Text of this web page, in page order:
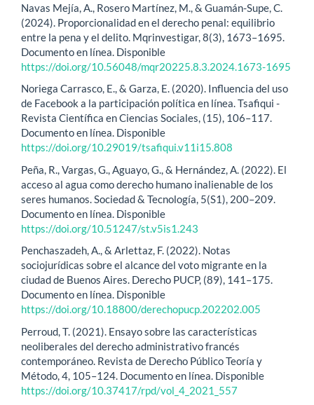
Navas Mejía, A., Rosero Martínez, M., & Guamán-Supe, C.
(2024). Proporcionalidad en el derecho penal: equilibrio
entre la pena y el delito. Mqrinvestigar, 8(3), 1673–1695.
Documento en línea. Disponible
https://doi.org/10.56048/mqr20225.8.3.2024.1673-1695
Noriega Carrasco, E., & Garza, E. (2020). Influencia del uso
de Facebook a la participación política en línea. Tsafiqui -
Revista Científica en Ciencias Sociales, (15), 106–117.
Documento en línea. Disponible
https://doi.org/10.29019/tsafiqui.v11i15.808
Peña, R., Vargas, G., Aguayo, G., & Hernández, A. (2022). El
acceso al agua como derecho humano inalienable de los
seres humanos. Sociedad & Tecnología, 5(S1), 200–209.
Documento en línea. Disponible
https://doi.org/10.51247/st.v5is1.243
Penchaszadeh, A., & Arlettaz, F. (2022). Notas
sociojurídicas sobre el alcance del voto migrante en la
ciudad de Buenos Aires. Derecho PUCP, (89), 141–175.
Documento en línea. Disponible
https://doi.org/10.18800/derechopucp.202202.005
Perroud, T. (2021). Ensayo sobre las características
neoliberales del derecho administrativo francés
contemporáneo. Revista de Derecho Público Teoría y
Método, 4, 105–124. Documento en línea. Disponible
https://doi.org/10.37417/rpd/vol_4_2021_557